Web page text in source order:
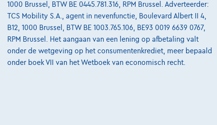
3910 Pelt,Lumens Pelt
Vergelijk
Bekijk wagen
1000 Brussel, BTW BE 0445.781.316, RPM Brussel. Adverteerder:
TCS Mobility S.A., agent in nevenfunctie, Boulevard Albert II 4,
B12, 1000 Brussel, BTW BE 1003.765.106, BE93 0019 6639 0767,
RPM Brussel. Het aangaan van een lening op afbetaling valt
onder de wetgeving op het consumentenkrediet, meer bepaald
onder boek VII van het Wetboek van economisch recht.